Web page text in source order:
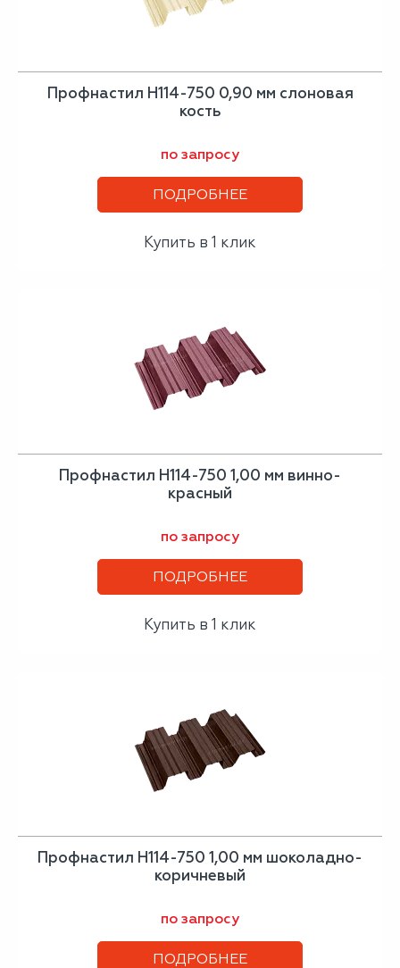
Профнастил H114-750 0,90 мм слоновая
кость
по запросу
ПОДРОБНЕЕ
Купить в 1 клик
Профнастил H114-750 1,00 мм винно-
красный
по запросу
ПОДРОБНЕЕ
Купить в 1 клик
Профнастил H114-750 1,00 мм шоколадно-
коричневый
по запросу
ПОДРОБНЕЕ